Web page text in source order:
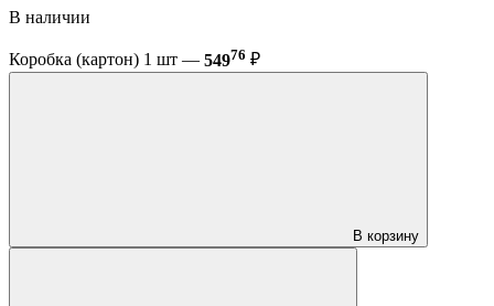
В наличии
Коробка (картон) 1 шт — 54976 ₽
В корзину